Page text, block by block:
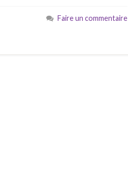
Faire un commentaire